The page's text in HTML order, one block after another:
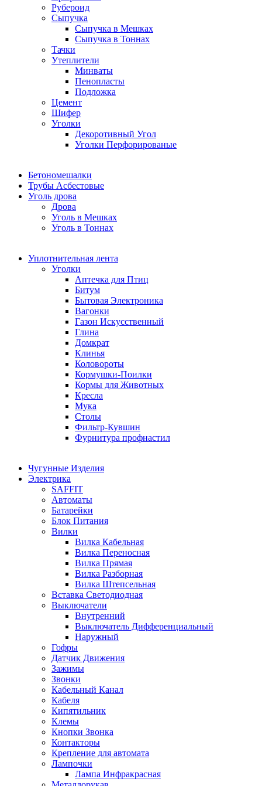
Рубероид
Сыпучка
Сыпучка в Мешках
Сыпучка в Тоннах
Тачки
Утеплители
Минваты
Пенопласты
Подложка
Цемент
Шифер
Уголки
Декоротивный Угол
Уголки Перфорированые
Бетономешалки
Трубы Асбестовые
Уголь дрова
Дрова
Уголь в Мешках
Уголь в Тоннах
Уплотнительная лента
Уголки
Аптечка для Птиц
Битум
Бытовая Электроника
Вагонки
Газон Искусственный
Глина
Домкрат
Клинья
Коловороты
Кормушки-Поилки
Кормы для Животных
Кресла
Мука
Столы
Фильтр-Кувшин
Фурнитура профнастил
Чугунные Изделия
Электрика
SAFFIT
Автоматы
Батарейки
Блок Питания
Вилки
Вилка Кабельная
Вилка Переносная
Вилка Прямая
Вилка Разборная
Вилка Штепсельная
Вставка Светодиодная
Выключатели
Внутренний
Выключатель Дифференциальный
Наружный
Гофры
Датчик Движения
Зажимы
Звонки
Кабельный Канал
Кабеля
Кипятильник
Клемы
Кнопки Звонка
Контакторы
Крепление для автомата
Лампочки
Лампа Инфракрасная